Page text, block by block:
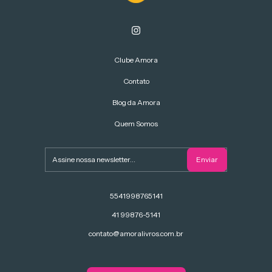
Clube Amora
Contato
Blog da Amora
Quem Somos
5541998765141
41 99876-5141
contato@amoralivros.com.br